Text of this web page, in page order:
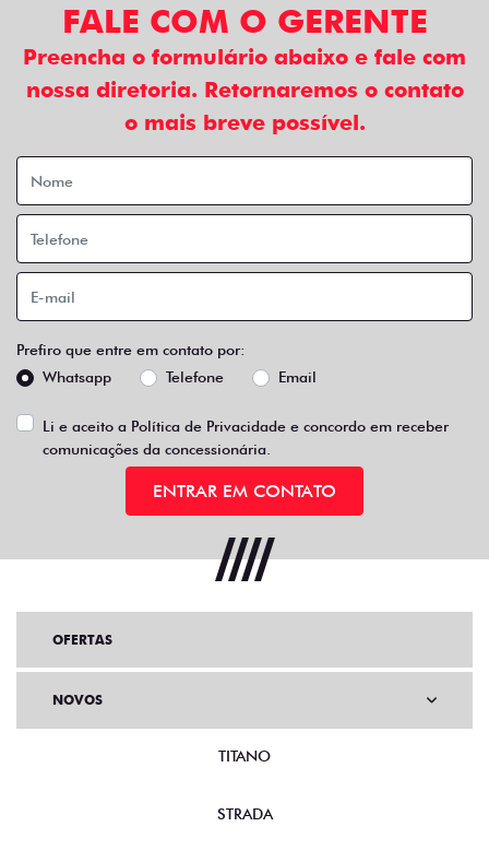
FALE COM O GERENTE
Preencha o formulário abaixo e fale com
nossa diretoria. Retornaremos o contato
o mais breve possível.
Prefiro que entre em contato por:
Whatsapp
Telefone Email
Li e aceito a Política de Privacidade e concordo em receber
comunicações da concessionária.
ENTRAR EM CONTATO
OFERTAS
NOVOS
TITANO
STRADA